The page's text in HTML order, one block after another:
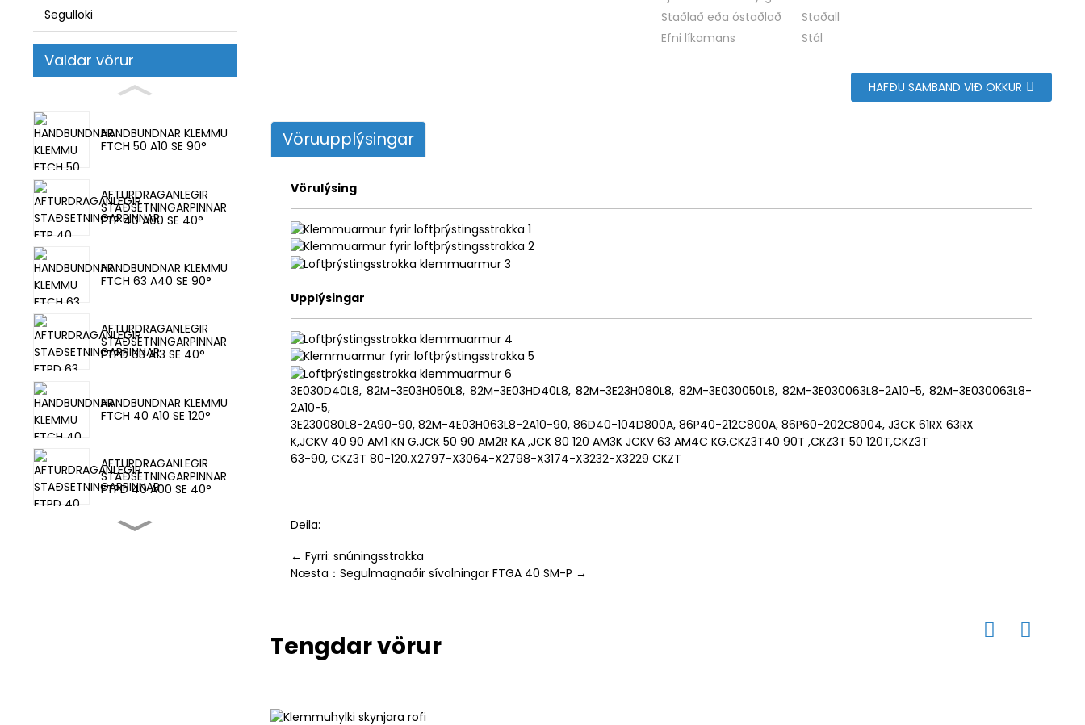
Segulloki
Valdar vörur
HANDBUNDNAR KLEMMU
FTCH 50 A10 SE 90°
AFTURDRAGANLEGIR
STAÐSETNINGARPINNAR
FTP 40 A00 SE 40°
HANDBUNDNAR KLEMMU
FTCH 63 A40 SE 90°
AFTURDRAGANLEGIR
STAÐSETNINGARPINNAR
FTPD 63 A13 SE 40°
HANDBUNDNAR KLEMMU
FTCH 40 A10 SE 120°
AFTURDRAGANLEGIR
STAÐSETNINGARPINNAR
FTPD 40 A00 SE 40°
Staðlað eða óstaðlað
Staðall
Efni líkamans
Stál
HAFÐU SAMBAND VIÐ OKKUR
Vöruupplýsingar
Vörulýsing
Upplýsingar
3E030D40L8, 82M-3E03H050L8, 82M-3E03HD40L8, 82M-3E23H080L8, 82M-3E030050L8, 82M-3E030063L8-2A10-5, 82M-3E030063L8-
2A10-5,
3E230080L8-2A90-90, 82M-4E03H063L8-2A10-90, 86D40-104D800A, 86P40-212C800A, 86P60-202C8004, J3CK 61RX 63RX
K,JCKV 40 90 AM1 KN G,JCK 50 90 AM2R KA ,JCK 80 120 AM3K JCKV 63 AM4C KG,CKZ3T40 90T ,CKZ3T 50 120T,CKZ3T
63-90, CKZ3T 80-120.X2797-X3064-X2798-X3174-X3232-X3229 CKZT
Deila:
← Fyrri: snúningsstrokka
Næsta：Segulmagnaðir sívalningar FTGA 40 SM-P →
Tengdar vörur